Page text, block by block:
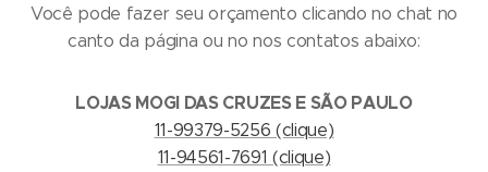
Você pode fazer seu orçamento clicando no chat no
canto da página ou no nos contatos abaixo:
LOJAS MOGI DAS CRUZES E SÃO PAULO
11-99379-5256 (clique)
11-94561-7691 (clique)